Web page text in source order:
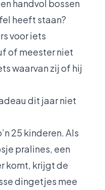
handvol bossen
heeft staan?
voor iets
of meester niet
waarvan zij of hij
dit jaar niet
25 kinderen. Als
pralines, een
komt, krijgt de
dingetjes mee